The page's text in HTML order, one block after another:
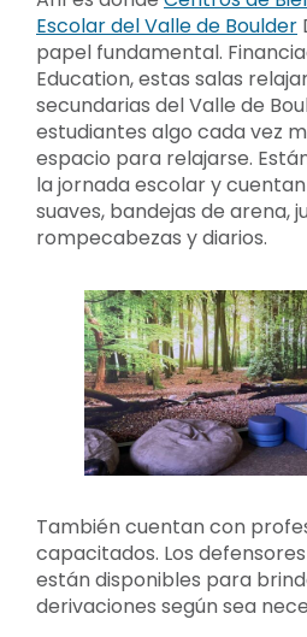
Escolar del Valle de Boulder
papel fundamental.
Education, estas salas
secundarias del Valle de
estudiantes algo cada vez
espacio para relajarse.
la jornada escolar y
suaves, bandejas de arena,
rompecabezas y diarios.
También cuentan con
capacitados. Los
están disponibles para
derivaciones según sea